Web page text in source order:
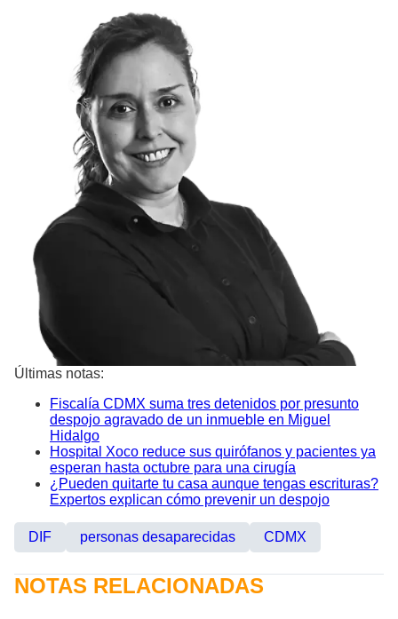
Últimas notas:
Fiscalía CDMX suma tres detenidos por presunto
despojo agravado de un inmueble en Miguel
Hidalgo
Hospital Xoco reduce sus quirófanos y pacientes ya
esperan hasta octubre para una cirugía
¿Pueden quitarte tu casa aunque tengas escrituras?
Expertos explican cómo prevenir un despojo
DIF personas desaparecidas CDMX
NOTAS RELACIONADAS